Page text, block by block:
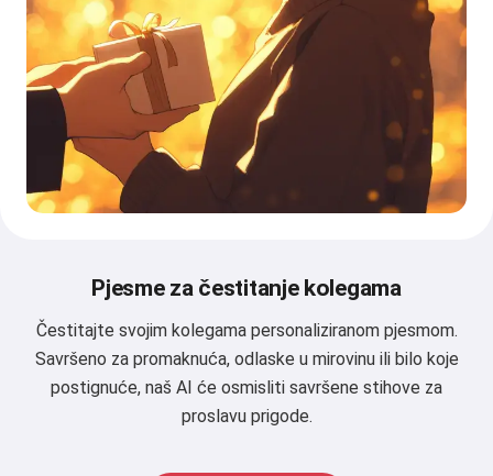
Pjesme za čestitanje kolegama
Čestitajte svojim kolegama personaliziranom pjesmom.
Savršeno za promaknuća, odlaske u mirovinu ili bilo koje
postignuće, naš AI će osmisliti savršene stihove za
proslavu prigode.